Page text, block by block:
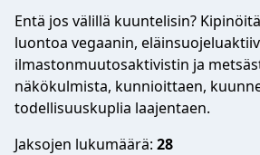
Entä jos välillä kuuntelisin?
luontoa vegaanin,
ilmastonmuutosaktivistin ja
näkökulmista, kunnioittaen,
todellisuuskuplia laajentaen.
Jaksojen lukumäärä: 28